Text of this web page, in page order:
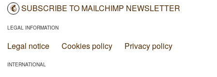
SUBSCRIBE TO MAILCHIMP NEWSLETTER
LEGAL INFORMATION
Legal notice Cookies policy Privacy policy
INTERNATIONAL